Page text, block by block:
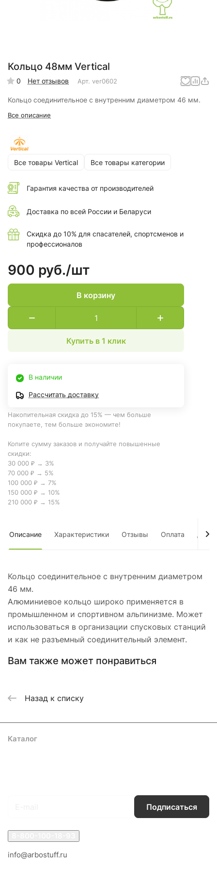
Кольцо 48мм Vertical
0 Нет отзывов Арт. ver0602
Кольцо соединительное с внутренним диаметром 46 мм.
Все описание
Все товары Vertical Все товары категории
Гарантия качества от производителей
Доставка по всей России и Беларуси
Скидка до 10% для спасателей, спортсменов и
профессионалов
900 руб./шт
В корзину
Купить в 1 клик
В наличии
Рассчитать доставку
Накопительная скидка до 15% — чем больше
покупаете, тем больше экономите!
Копите сумму заказов и получайте повышенные
скидки:
30 000 ₽ → 3%
70 000 ₽ → 5%
100 000 ₽ → 7%
150 000 ₽ → 10%
210 000 ₽ → 15%
Описание Характеристики Отзывы Оплата
Кольцо соединительное с внутренним диаметром
46 мм.
Алюминиевое кольцо широко применяется в
промышленном и спортивном альпинизме. Может
использоваться в организации спусковых станций
и как не разъемный соединительный элемент.
Вам также может понравиться
Назад к списку
Каталог
Подписаться
info@arbostuff.ru